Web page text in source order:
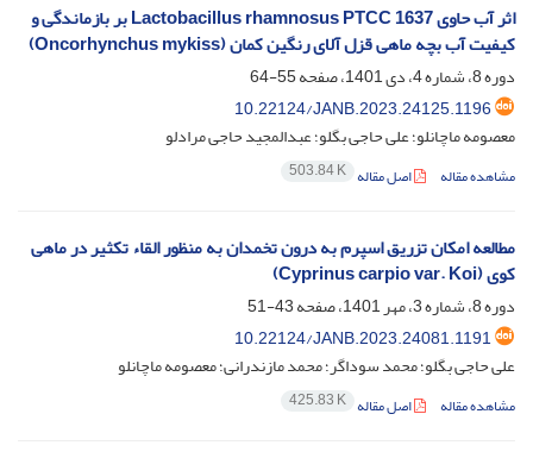
اثر آب حاوی Lactobacillus rhamnosus PTCC 1637 بر بازماندگی و
کیفیت آب بچه ماهی قزل آلای رنگین کمان (Oncorhynchus mykiss)
دوره 8، شماره 4، دی 1401، صفحه
55-64
10.22124/JANB.2023.24125.1196
معصومه ماچانلو؛ علی حاجی بگلو؛ عبدالمجید حاجی مرادلو
مشاهده مقاله اصل مقاله 503.84 K
مطالعه امکان تزریق اسپرم به درون تخمدان به منظور القاء تکثیر در ماهی
کوی (Cyprinus carpio var. Koi)
دوره 8، شماره 3، مهر 1401، صفحه
43-51
10.22124/JANB.2023.24081.1191
علی حاجی بگلو؛ محمد سوداگر؛ محمد مازندرانی؛ معصومه ماچانلو
مشاهده مقاله اصل مقاله 425.83 K